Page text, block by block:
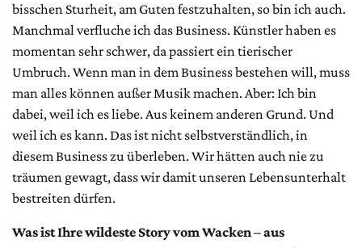
bisschen Sturheit, am Guten festzuhalten, so bin ich auch.
Manchmal verfluche ich das Business. Künstler haben es
momentan sehr schwer, da passiert ein tierischer
Umbruch. Wenn man in dem Business bestehen will, muss
man alles können außer Musik machen. Aber: Ich bin
dabei, weil ich es liebe. Aus keinem anderen Grund. Und
weil ich es kann. Das ist nicht selbstverständlich, in
diesem Business zu überleben. Wir hätten auch nie zu
träumen gewagt, dass wir damit unseren Lebensunterhalt
bestreiten dürfen.
Was ist Ihre wildeste Story vom Wacken – aus